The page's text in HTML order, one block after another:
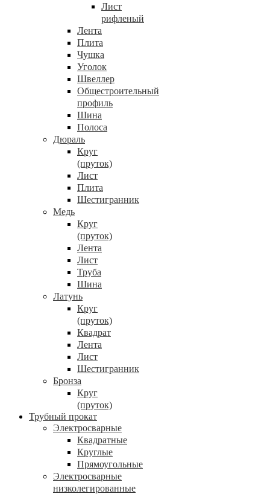
Лист
рифленый
Лента
Плита
Чушка
Уголок
Швеллер
Общестроительный
профиль
Шина
Полоса
Дюраль
Круг
(пруток)
Лист
Плита
Шестигранник
Медь
Круг
(пруток)
Лента
Лист
Труба
Шина
Латунь
Круг
(пруток)
Квадрат
Лента
Лист
Шестигранник
Бронза
Круг
(пруток)
Трубный прокат
Электросварные
Квадратные
Круглые
Прямоугольные
Электросварные
низколегированные